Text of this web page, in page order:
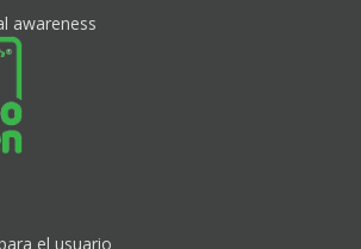
awareness
el usuario